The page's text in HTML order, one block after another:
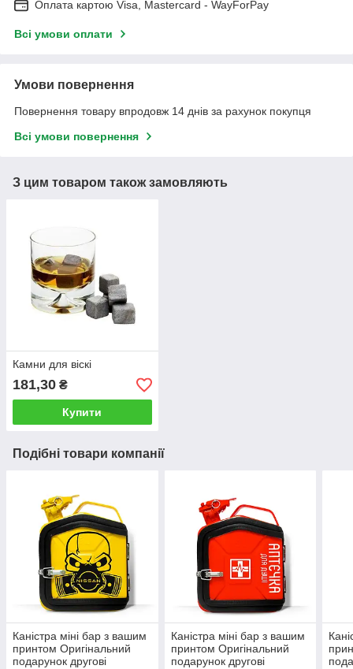
Оплата картою Visa, Mastercard - WayForPay
Всі умови оплати
Умови повернення
Повернення товару впродовж 14 днів за рахунок покупця
Всі умови повернення
З цим товаром також замовляють
Камни для віскі
181,30 ₴
Купити
Подібні товари компанії
Каністра міні бар з вашим
принтом Оригінальний
подарунок другові
Каністра міні бар з вашим
принтом Оригінальний
подарунок другові